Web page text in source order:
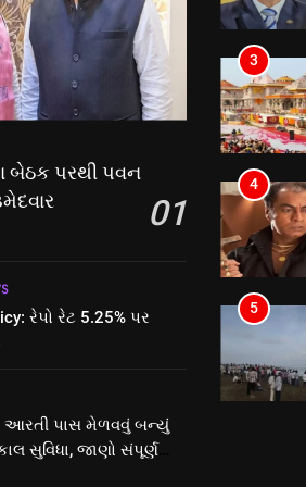
બેઠક પરથી પવન
01
રેપો રેટ 5.25% પર
આરતી પાસ મેળવવું બન્યું
સુવિધા, જાણો સંપૂર્ણ
3
4
5